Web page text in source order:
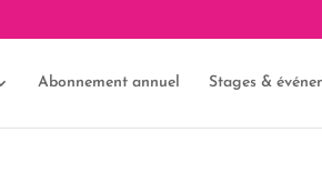
Abonnement annuel Stages &